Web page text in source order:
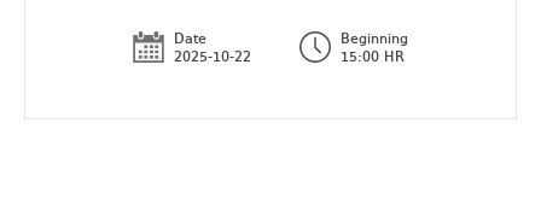
Date
2025-10-22
Beginning
15:00 HR